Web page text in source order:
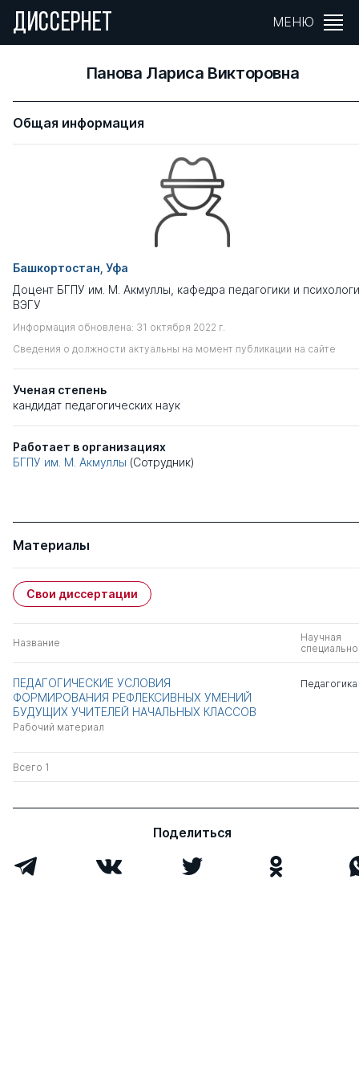
ДИССЕРНЕТ МЕНЮ
Панова Лариса Викторовна
Общая информация
Башкортостан, Уфа
Доцент БГПУ им. М. Акмуллы, кафедра педагогики и
ВЭГУ
Информация обновлена: 31 октября 2022 г.
Сведения о должности актуальны на момент публикации на сайте
Ученая степень
кандидат педагогических наук
Работает в организациях
БГПУ им. М. Акмуллы (Сотрудник)
Материалы
Свои диссертации
Название
Научная
ПЕДАГОГИЧЕСКИЕ УСЛОВИЯ
ФОРМИРОВАНИЯ РЕФЛЕКСИВНЫХ УМЕНИЙ
БУДУЩИХ УЧИТЕЛЕЙ НАЧАЛЬНЫХ КЛАССОВ
Рабочий материал
Педагогика
Всего 1
Поделиться